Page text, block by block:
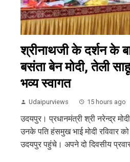
श्रीनाथजी के दर्शन के
बसंता बेन मोदी, तेली
भव्य स्वागत
Udaipurviews 15 hours ago
उदयपुर। प्रधानमंत्री श्री नरेन्द्र
उनके पति हंसमुख भाई मोदी रविवार
उदयपुर पहुंचे। अपने दो दिवसीय